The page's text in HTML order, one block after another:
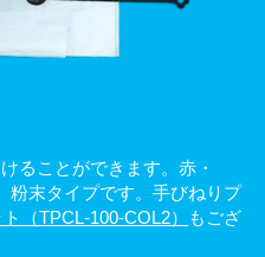
ることができます。赤・
粉末タイプです。手びねりプ
（TPCL-100-COL2）
もござ